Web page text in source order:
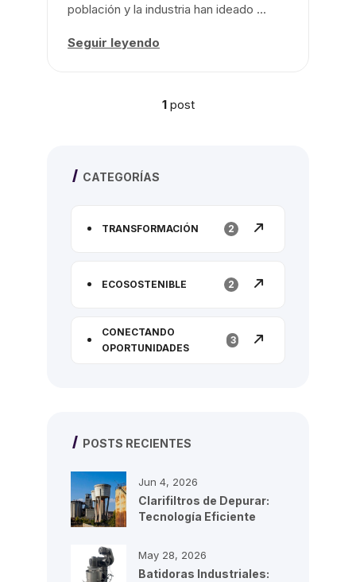
población y la industria han ideado ...
Seguir leyendo
1post
CATEGORÍAS
TRANSFORMACIÓN 2
ECOSOSTENIBLE 2
CONECTANDO
OPORTUNIDADES
3
POSTS RECIENTES
Jun 4, 2026
Clarifiltros de Depurar:
Tecnología Eficiente
May 28, 2026
Batidoras Industriales: